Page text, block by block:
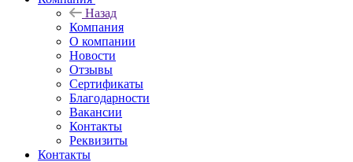
Назад
Компания
О компании
Новости
Отзывы
Сертификаты
Благодарности
Вакансии
Контакты
Реквизиты
Контакты